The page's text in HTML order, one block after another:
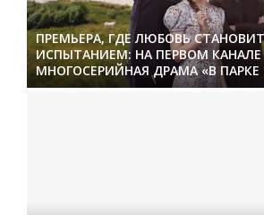
ПРЕМЬЕРА, ГДЕ ЛЮБОВЬ
ИСПЫТАНИЕМ: НА ПЕРВОМ
МНОГОСЕРИЙНАЯ ДРАМА «В ПАРКЕ